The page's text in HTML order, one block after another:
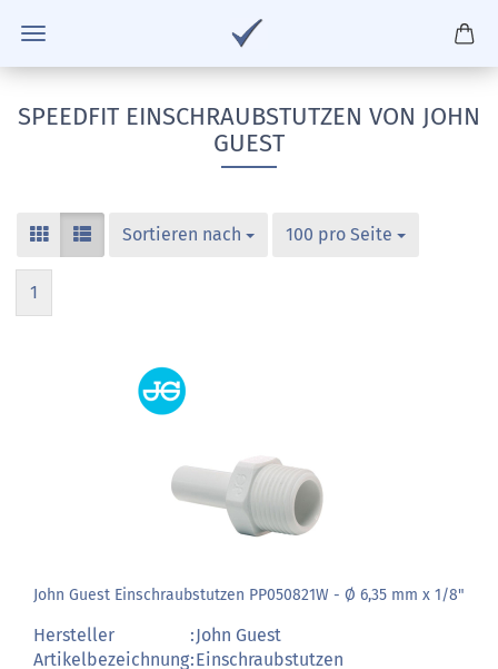
SPEEDFIT EINSCHRAUBSTUTZEN VON JOHN
GUEST
Sortieren nach 100 pro Seite
1
John Guest Einschraubstutzen PP050821W - Ø 6,35 mm x 1/8"
Hersteller :John Guest
Artikelbezeichnung:Einschraubstutzen